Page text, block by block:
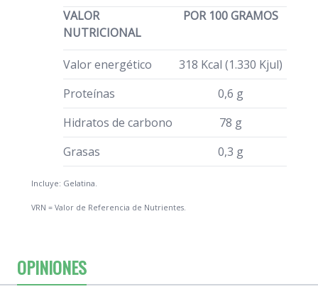
VALOR
NUTRICIONAL
POR 100 GRAMOS
Valor energético
318 Kcal (1.330 Kjul)
Proteínas
0,6 g
Hidratos de carbono
78 g
Grasas
0,3 g
Incluye: Gelatina.
VRN = Valor de Referencia de Nutrientes.
OPINIONES